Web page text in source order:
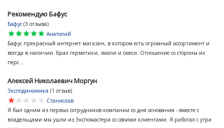
Рекомендую Бафус
Бафус (3 отзыва)
star
star
star
star
star
Анатолий
Бафус прекрасный интернет магазин, в котором есть огромный ассортимент и
всегда в наличии. Брал герметики, эмали и смеси. Отношение со стороны их
перс...
Алексей Николаевич Моргун
Эксподинамика (1 отзыв)
star
star
star
star
star
Станислав
Я был одним из первых сотрудников компании со дня основания - вместе с
владельцами мы ушли из Экспомастера со своими клиентами. Я работал с утра